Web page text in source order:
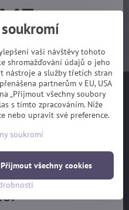
samotní
vaší návštěvy tohoto
shromažďování údajů o jeho
nástroje a služby třetích stran
partnerům v EU, USA
„Přijmout všechny soubory
s tímto zpracováním. Níže
nebo upravit své preference.
soukromí
Přijmout všechny cookies
budeme
17.8.
objednané
v provozu od